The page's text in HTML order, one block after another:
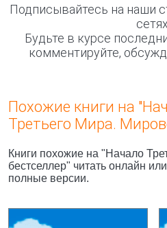
Подписывайтесь на наши
сетях.
Будьте в курсе
комментируйте,
Похожие книги на
Третьего Мира.
Книги похожие на "Начало
бестселлер" читать онлайн
полные версии.